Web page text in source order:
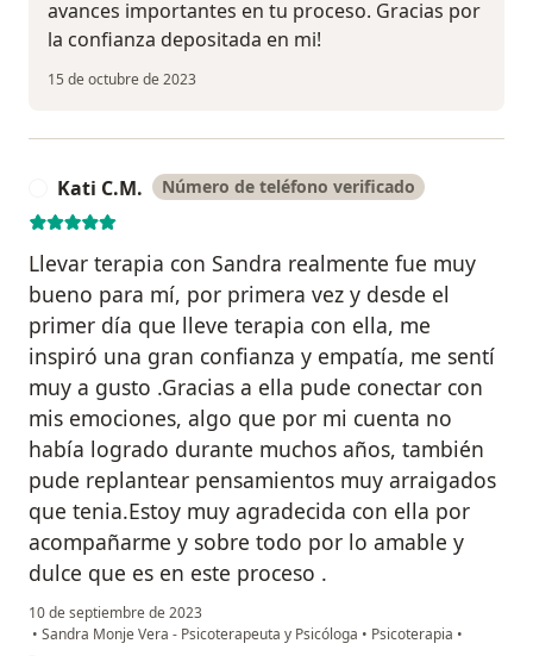
avances importantes en tu proceso. Gracias por
la confianza depositada en mi!
15 de octubre de 2023
Kati C.M. Número de teléfono verificado
Llevar terapia con Sandra realmente fue muy
bueno para mí, por primera vez y desde el
primer día que lleve terapia con ella, me
inspiró una gran confianza y empatía, me sentí
muy a gusto .Gracias a ella pude conectar con
mis emociones, algo que por mi cuenta no
había logrado durante muchos años, también
pude replantear pensamientos muy arraigados
que tenia.Estoy muy agradecida con ella por
acompañarme y sobre todo por lo amable y
dulce que es en este proceso .
10 de septiembre de 2023
• Sandra Monje Vera - Psicoterapeuta y Psicóloga • Psicoterapia •